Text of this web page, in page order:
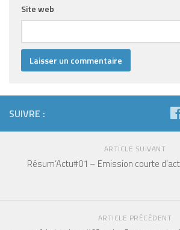
Site web
SUIVRE :
ARTICLE SUIVANT
Résum’Actu#01 – Emission courte
ARTICLE PRÉCÉDENT